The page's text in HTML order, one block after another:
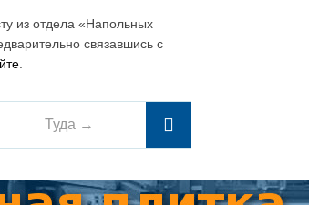
из отдела «Напольных
связавшись с
Туда →